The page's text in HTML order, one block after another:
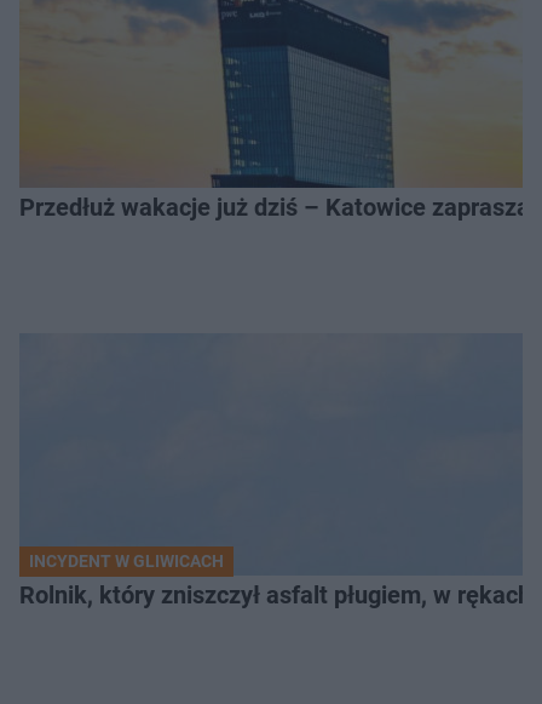
Przedłuż wakacje już dziś – Katowice
INCYDENT W GLIWICACH
Rolnik, który zniszczył asfalt pługiem, w